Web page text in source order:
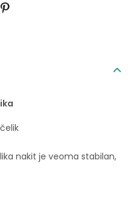
nakit je veoma stabilan,